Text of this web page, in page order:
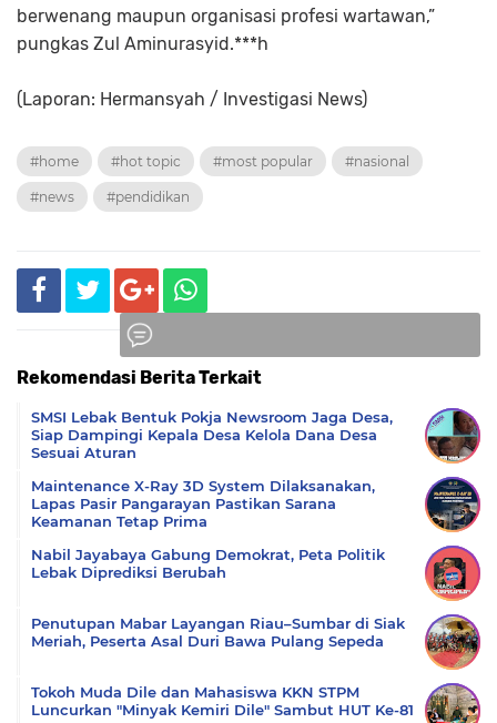
berwenang maupun organisasi profesi wartawan,”
pungkas Zul Aminurasyid.***h
(Laporan: Hermansyah / Investigasi News)
#home #hot topic #most popular #nasional
#news #pendidikan
Rekomendasi Berita Terkait
SMSI Lebak Bentuk Pokja Newsroom Jaga Desa,
Siap Dampingi Kepala Desa Kelola Dana Desa
Sesuai Aturan
Maintenance X-Ray 3D System Dilaksanakan,
Lapas Pasir Pangarayan Pastikan Sarana
Keamanan Tetap Prima
Nabil Jayabaya Gabung Demokrat, Peta Politik
Lebak Diprediksi Berubah
Penutupan Mabar Layangan Riau–Sumbar di Siak
Meriah, Peserta Asal Duri Bawa Pulang Sepeda
Tokoh Muda Dile dan Mahasiswa KKN STPM
Luncurkan "Minyak Kemiri Dile" Sambut HUT Ke-81